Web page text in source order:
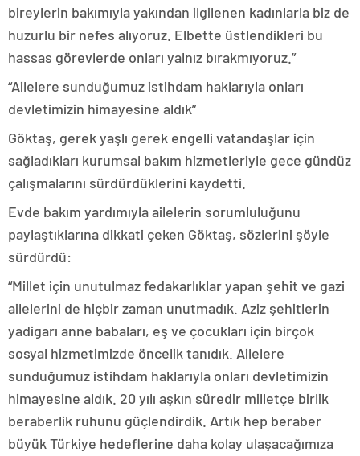
bireylerin bakımıyla yakından ilgilenen kadınlarla biz de
huzurlu bir nefes alıyoruz. Elbette üstlendikleri bu
hassas görevlerde onları yalnız bırakmıyoruz.”
“Ailelere sunduğumuz istihdam haklarıyla onları
devletimizin himayesine aldık”
Göktaş, gerek yaşlı gerek engelli vatandaşlar için
sağladıkları kurumsal bakım hizmetleriyle gece gündüz
çalışmalarını sürdürdüklerini kaydetti.
Evde bakım yardımıyla ailelerin sorumluluğunu
paylaştıklarına dikkati çeken Göktaş, sözlerini şöyle
sürdürdü:
“Millet için unutulmaz fedakarlıklar yapan şehit ve gazi
ailelerini de hiçbir zaman unutmadık. Aziz şehitlerin
yadigarı anne babaları, eş ve çocukları için birçok
sosyal hizmetimizde öncelik tanıdık. Ailelere
sunduğumuz istihdam haklarıyla onları devletimizin
himayesine aldık. 20 yılı aşkın süredir milletçe birlik
beraberlik ruhunu güçlendirdik. Artık hep beraber
büyük Türkiye hedeflerine daha kolay ulaşacağımıza